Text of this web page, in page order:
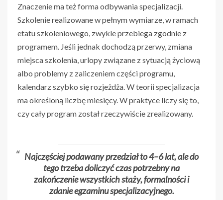
Znaczenie ma też forma odbywania specjalizacji.
Szkolenie realizowane w pełnym wymiarze, w ramach
etatu szkoleniowego, zwykle przebiega zgodnie z
programem. Jeśli jednak dochodzą przerwy, zmiana
miejsca szkolenia, urlopy związane z sytuacją życiową
albo problemy z zaliczeniem części programu,
kalendarz szybko się rozjeżdża. W teorii specjalizacja
ma określoną liczbę miesięcy. W praktyce liczy się to,
czy cały program został rzeczywiście zrealizowany.
Najczęściej podawany przedział to 4–6 lat, ale do
tego trzeba doliczyć czas potrzebny na
zakończenie wszystkich staży, formalności i
zdanie egzaminu specjalizacyjnego.